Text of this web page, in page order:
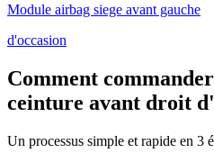
Module airbag siege avant gauche
d'occasion
Comment
ceinture avant droit
Un processus simple et rapide en 3